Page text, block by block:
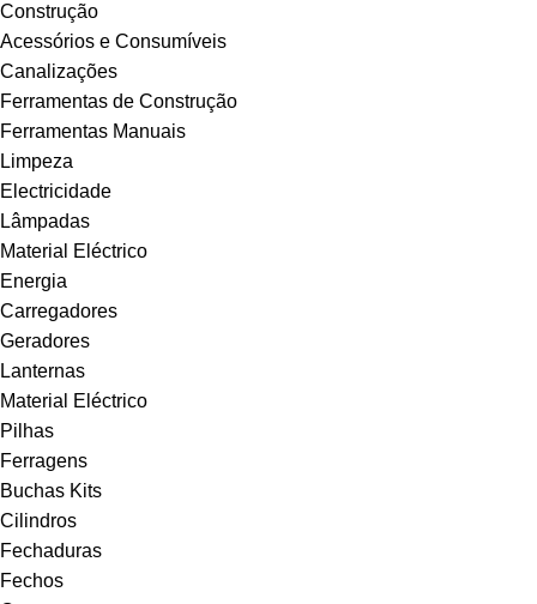
Construção
Acessórios e Consumíveis
Canalizações
Ferramentas de Construção
Ferramentas Manuais
Limpeza
Electricidade
Lâmpadas
Material Eléctrico
Energia
Carregadores
Geradores
Lanternas
Material Eléctrico
Pilhas
Ferragens
Buchas Kits
Cilindros
Fechaduras
Fechos